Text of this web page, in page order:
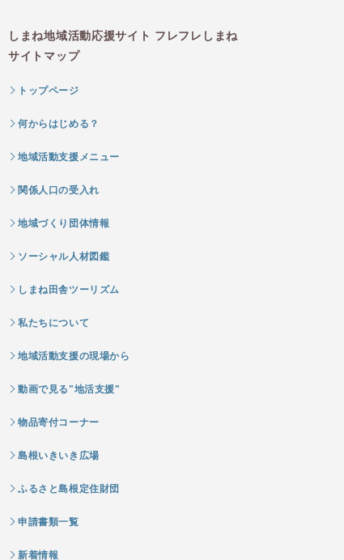
しまね地域活動応援サイト フレフレしまね
サイトマップ
トップページ
何からはじめる？
地域活動支援メニュー
関係人口の受入れ
地域づくり団体情報
ソーシャル人材図鑑
しまね田舎ツーリズム
私たちについて
地域活動支援の現場から
動画で見る"地活支援"
物品寄付コーナー
島根いきいき広場
ふるさと島根定住財団
申請書類一覧
新着情報